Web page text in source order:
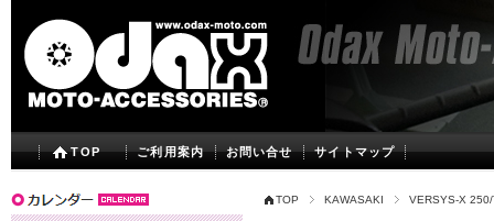
TOP ご利用案内 お問い合せ サイトマップ
TOP KAWASAKI VERSYS-X 250/